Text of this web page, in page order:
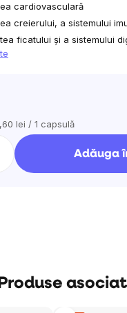
cardiovasculară
creierului, a sistemului
ficatului și a sistemului
lei / 1 capsulă
Adăuga